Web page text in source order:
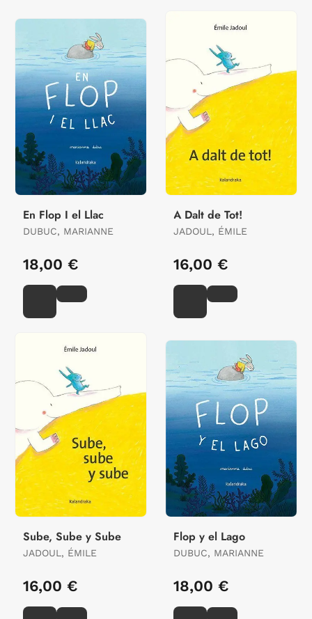
En Flop I el Llac
DUBUC, MARIANNE
18,00 €
A Dalt de Tot!
JADOUL, ÉMILE
16,00 €
Sube, Sube y Sube
JADOUL, ÉMILE
16,00 €
Flop y el Lago
DUBUC, MARIANNE
18,00 €